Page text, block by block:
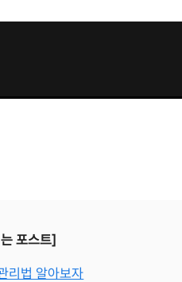
포스트]
리법 알아보자